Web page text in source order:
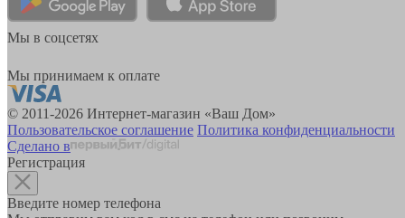
Мы в соцсетях
Мы принимаем к оплате
© 2011-2026 Интернет-магазин «Ваш Дом»
Пользовательское соглашение Политика конфиденциальности
Сделано в
Регистрация
Введите номер телефона